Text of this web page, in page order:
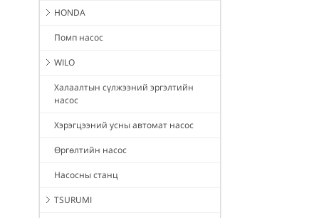
HONDA
Помп насос
WILO
Халаалтын сүлжээний эргэлтийн
насос
Хэрэгцээний усны автомат насос
Өргөлтийн насос
Насосны станц
TSURUMI